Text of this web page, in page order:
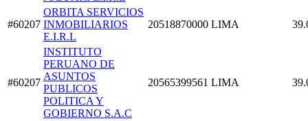
#60207
ORBITA SERVICIOS
INMOBILIARIOS
E.I.R.L
20518870000 LIMA
#60207
INSTITUTO
PERUANO DE
ASUNTOS
PUBLICOS
POLITICA Y
GOBIERNO S.A.C
20565399561 LIMA